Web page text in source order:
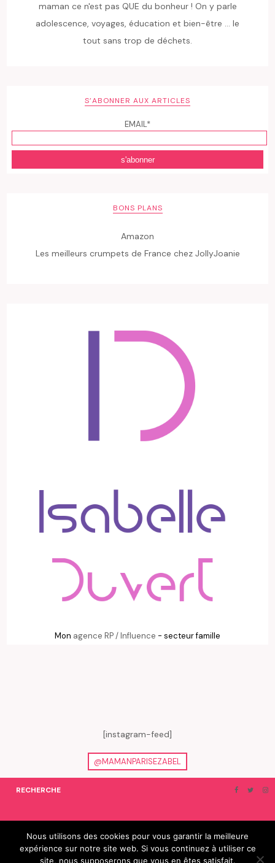
maman ce n'est pas QUE du bonheur ! On y parle
adolescence, voyages, éducation et bien-être ... le
tout sans trop de déchets.
S’ABONNER AUX ARTICLES
EMAIL*
BONS PLANS
Amazon
Les meilleurs crumpets de France chez JollyJoanie
Mon agence RP / Influence - secteur famille
[instagram-feed]
@MAMANPARISEZABEL
RECHERCHE
ON EN PARLE… BLOGROLL
© 2019 e-Zabel - tous droits réservés. fabriqué avec amour par
Nous utilisons des cookies pour vous garantir la meilleure
expérience sur notre site web. Si vous continuez à utiliser ce
site, nous supposerons que vous en êtes satisfait.